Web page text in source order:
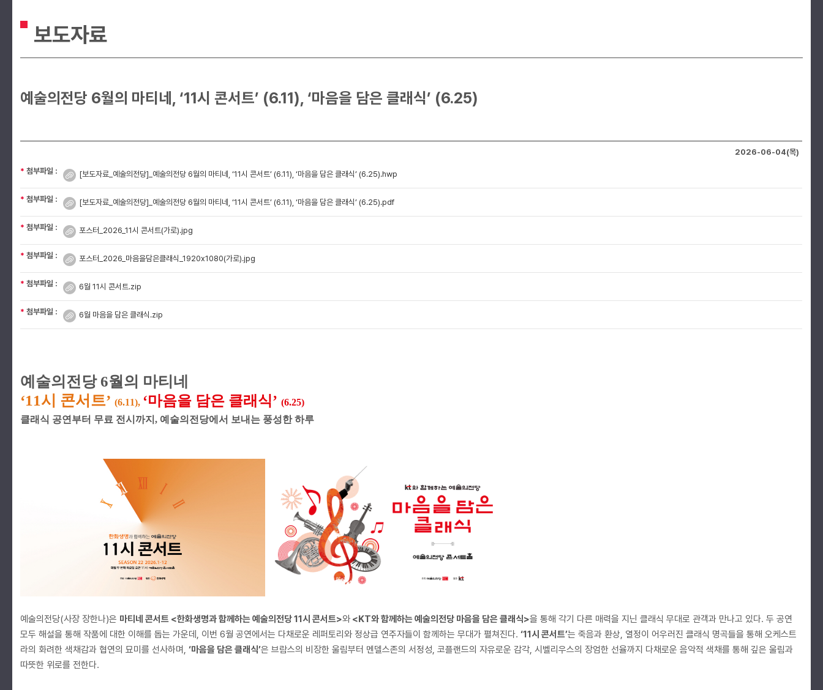
보도자료
예술의전당 6월의 마티네, ‘11시 콘서트’ (6.11), ‘마음을 담은 클래식’ (6.25)
2026-06-04(목)
* 첨부파일 : [보도자료_예술의전당]_예술의전당 6월의 마티네, ‘11시 콘서트’ (6.11), ‘마음을 담은 클래식’ (6.25).hwp
* 첨부파일 : [보도자료_예술의전당]_예술의전당 6월의 마티네, ‘11시 콘서트’ (6.11), ‘마음을 담은 클래식’ (6.25).pdf
* 첨부파일 : 포스터_2026_11시 콘서트(가로).jpg
* 첨부파일 : 포스터_2026_마음을담은클래식_1920x1080(가로).jpg
* 첨부파일 : 6월 11시 콘서트.zip
* 첨부파일 : 6월 마음을 담은 클래식.zip
예술의전당 6월의 마티네
‘11시 콘서트’(6.11), ‘마음을 담은 클래식’(6.25)
클래식 공연부터 무료 전시까지, 예술의전당에서 보내는 풍성한 하루
예술의전당(사장 장한나)은 마티네 콘서트 <한화생명과 함께하는 예술의전당 11시 콘서트>와 <KT와 함께하는 예술의전당 마음을 담은 클래식>을 통해 각기 다른 매력을 지닌 클래식 무대로 관객과 만나고 있다. 두 공연
모두 해설을 통해 작품에 대한 이해를 돕는 가운데, 이번 6월 공연에서는 다채로운 레퍼토리와 정상급 연주자들이 함께하는 무대가 펼쳐진다.‘11시 콘서트’는 죽음과 환상, 열정이 어우러진 클래식 명곡들을 통해 오케스트
라의 화려한 색채감과 협연의 묘미를 선사하며,‘마음을 담은 클래식’은 브람스의 비장한 울림부터 멘델스존의 서정성, 코플랜드의 자유로운 감각, 시벨리우스의 장엄한 선율까지 다채로운 음악적 색채를 통해 깊은 울림과
따뜻한 위로를 전한다.